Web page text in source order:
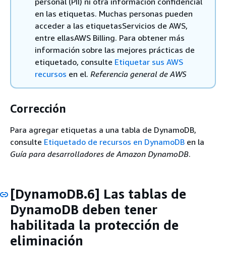
en las etiquetas. Muchas personas pueden
acceder a las etiquetasServicios de AWS,
entre ellasAWS Billing. Para obtener más
información sobre las mejores prácticas de
etiquetado, consulte Etiquetar sus AWS
recursos en el. Referencia general de AWS
Corrección
Para agregar etiquetas a una tabla de DynamoDB,
consulte Etiquetado de recursos en DynamoDB en la
Guía para desarrolladores de Amazon DynamoDB.
[DynamoDB.6] Las tablas de
DynamoDB deben tener
habilitada la protección de
eliminación